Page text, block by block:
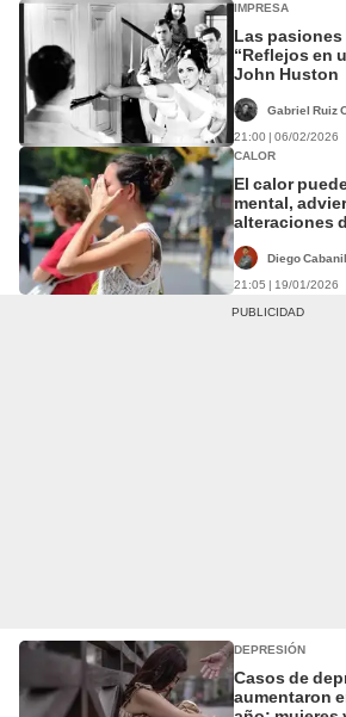
IMPRESA
Las
“Reflejos en
John Huston
Gabriel Ruiz
21:00 | 06/02/2026
CALOR
El calor
mental,
alteraciones
Diego
21:05 | 19/01/2026
DEPRESIÓN
Casos de
aumentaron